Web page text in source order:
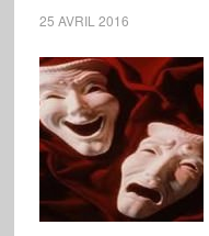
25 AVRIL 2016